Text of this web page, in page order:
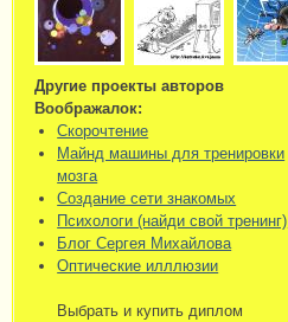
Другие проекты авторов
Воображалок:
Скорочтение
Майнд машины для тренировки
мозга
Создание сети знакомых
Психологи (найди свой тренинг)
Блог Сергея Михайлова
Оптические илллюзии
Выбрать и купить диплом